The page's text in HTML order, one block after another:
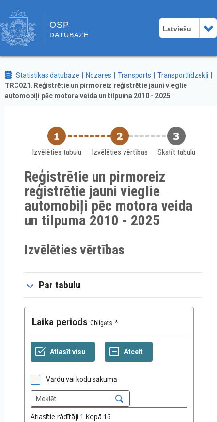
OSP
DATUBĀZE
Latviešu
Statistikas datubāze Nozares Transports
Transportlīdzekļi
TRC021. Reģistrētie un pirmoreiz reģistrētie jauni vieglie
automobiļi pēc motora veida un tilpuma 2010 - 2025
Izvēlēties tabulu Izvēlēties vērtības Skatīt tabulu
Reģistrētie un pirmoreiz
reģistrētie jauni vieglie
automobiļi pēc motora veida
un tilpuma 2010 - 2025
Izvēlēties vērtības
Par tabulu
Laika periods Obligāts
Vārdu vai kodu sākumā
Atlasītie rādītāji 1 Kopā 16